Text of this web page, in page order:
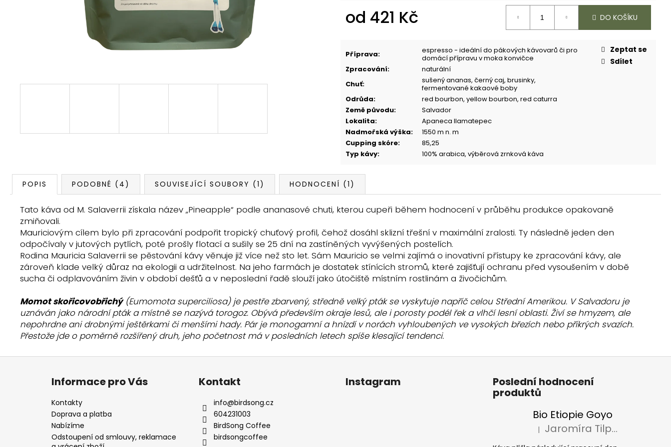
od 421 Kč DO KOŠÍKU
Příprava:
espresso - ideální do pákových kávovarů či pro
domácí přípravu v moka konvičce
Zpracování:
naturální
Chuť:
sušený ananas, černý caj, brusinky,
fermentované kakaové boby
Odrůda:
red bourbon, yellow bourbon, red caturra
Země původu:
Salvador
Lokalita:
Apaneca Ilamatepec
Nadmořská výška:
1550 m n. m
Cupping skóre:
85,25
Typ kávy: 100% arabica, výběrová zrnková káva
Zeptat se
Sdílet
POPIS PODOBNÉ (4) SOUVISEJÍCÍ SOUBORY (1) HODNOCENÍ (1)
Tato káva od M. Salaverrii získala název „Pineapple“ podle ananasové chuti, kterou cupeři během hodnocení v průběhu produkce opakovaně
zmiňovali.
Mauriciovým cílem bylo při zpracování podpořit tropický chuťový profil, čehož dosáhl sklizní třešní v maximální zralosti. Ty následně jeden den
odpočívaly v jutových pytlích, poté prošly flotací a sušily se 25 dní na zastíněných vyvýšených postelích.
Rodina Mauricia Salaverrii se pěstování kávy věnuje již více než sto let. Sám Mauricio se velmi zajímá o inovativní přístupy ke zpracování kávy, ale
zároveň klade velký důraz na ekologii a udržitelnost. Na jeho farmách je dostatek stínících stromů, které zajišťují ochranu před vysoušením v době
sucha či odplavováním živin v období dešťů a v neposlední řadě slouží jako útočiště místním rostlinám a živočichům.
Momot skořicovobřichý(Eumomota superciliosa) je pestře zbarvený, středně velký pták se vyskytuje napříč celou Střední Amerikou. V Salvadoru je
uznáván jako národní pták a místně se nazývá torogoz. Obývá především okraje lesů, ale i porosty podél řek a vlhčí lesní oblasti. Živí se hmyzem, ale
nepohrdne ani drobnými ještěrkami či menšími hady. Pár je monogamní a hnízdí v norách vyhloubených ve vysokých březích nebo příkrých svazích.
Přestože jde o poměrně rozšířený druh, jeho početnost má v posledních letech spíše klesající tendenci.
Z
Informace pro Vás
Kontakty
Doprava a platba
Nabízíme
Odstoupení od smlouvy, reklamace
Kontakt
info@birdsong.cz
604231003
BirdSong Coffee
birdsongcoffee
Instagram Poslední hodnocení
produktů
Bio Etiopie Goyo
Hodnocení produktu je 5 z 5 hvězdiček.
| Jaromíra Tilpová